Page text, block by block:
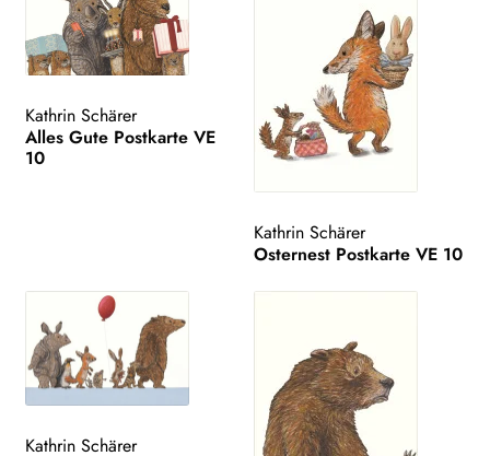
Kathrin Schärer
Alles Gute Postkarte VE
10
Kathrin Schärer
Osternest Postkarte VE 10
Kathrin Schärer